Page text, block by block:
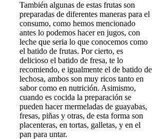
También algunas de estas frutas son
preparadas de diferentes maneras para el
consumo, como hemos mencionado
antes lo podemos hacer en jugos, con
leche que seria lo que conocemos como
el batido de frutas. Por cierto, es
delicioso el batido de fresa, te lo
recomiendo, e igualmente el de batido de
lechosa, ambos son muy ricos tanto en
sabor como en nutrición. Asimismo,
cuando es cocida la preparación se
pueden hacer mermeladas de guayabas,
fresas, piñas y otras, de esta forma son
placenteras, en tortas, galletas, y en el
pan para untar.